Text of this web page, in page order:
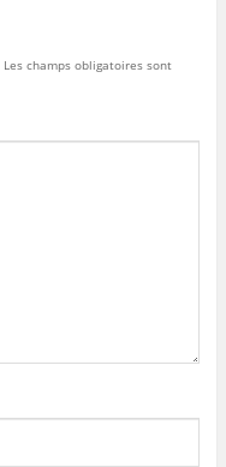
Les champs obligatoires sont